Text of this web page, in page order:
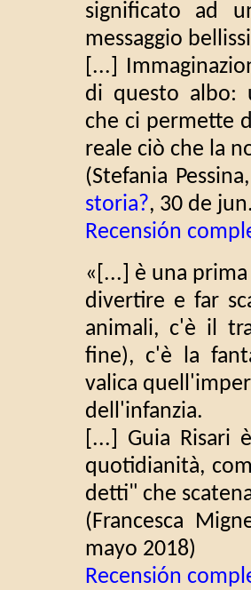
significato ad
messaggio
[...]
di questo albo:
che ci permette
reale ciò che la
(Stefania
storia?, 30 de
Recensión
«[...] è una
divertire e far
animali, c'è il
fine), c'è la
valica
dell'infanzia.
[...] Guia Risari
quotidianità,
detti" che
(Francesca
mayo 2018)
Recensión